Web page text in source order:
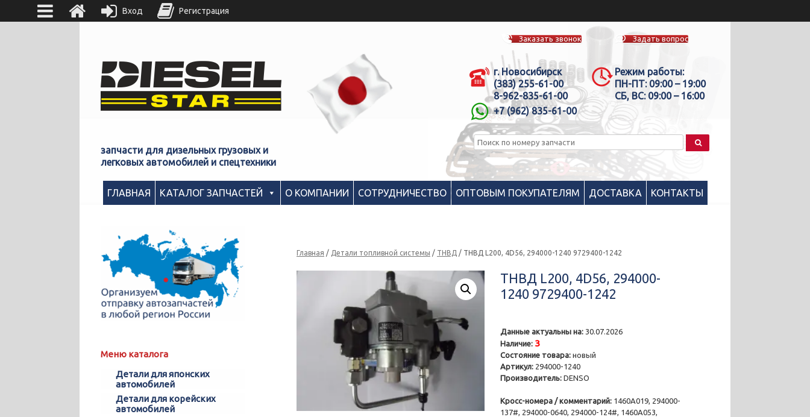
запчасти для дизельных грузовых и
легковых автомобилей и спецтехники
Заказать звонок Задать вопрос
г. Новосибирск
(383) 255-61-00
8-962-835-61-00
+7 (962) 835-61-00
Режим работы:
ПН-ПТ: 09:00 – 19:00
СБ, ВС: 09:00 – 16:00
ГЛАВНАЯ КАТАЛОГ ЗАПЧАСТЕЙ О КОМПАНИИ СОТРУДНИЧЕСТВО ОПТОВЫМ ПОКУПАТЕЛЯМ ДОСТАВКА КОНТАКТЫ
Главная / Детали топливной системы / ТНВД / ТНВД L200, 4D56, 294000-1240 9729400-1242
ТНВД L200, 4D56, 294000-
1240 9729400-1242
Данные актуальны на: 30.07.2026
Наличие: 3
Состояние товара: новый
Артикул: 294000-1240
Производитель: DENSO
Кросс-номера / комментарий: 1460A019, 294000-
137#, 294000-0640, 294000-124#, 1460A053,
Меню каталога
Детали для японских
автомобилей
Детали для корейских
автомобилей
Вход Регистрация